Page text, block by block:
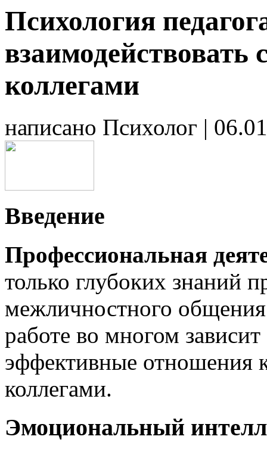
Психология
коллегами
написано Психолог |
Введение
Профессиональная
только глубоких знаний
межличностного
работе во многом
эффективные отношения
коллегами.
Эмоциональный